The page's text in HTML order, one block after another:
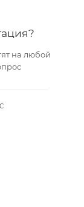
на любой